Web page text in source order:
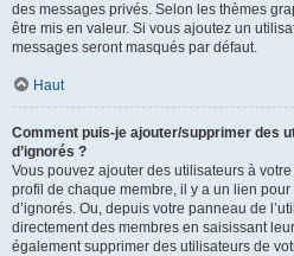
des messages privés. Selon les thèmes
être mis en valeur. Si vous ajoutez un
messages seront masqués par défaut.
Haut
Comment puis-je ajouter/supprimer des
d’ignorés ?
Vous pouvez ajouter des utilisateurs à
profil de chaque membre, il y a un lien pour
d’ignorés. Ou, depuis votre panneau de
directement des membres en saisissant
également supprimer des utilisateurs de